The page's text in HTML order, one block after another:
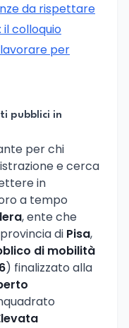
da rispettare
il colloquio
per
pubblici in
per chi
e cerca
in
a tempo
, ente che
di Pisa,
di mobilità
) finalizzato alla